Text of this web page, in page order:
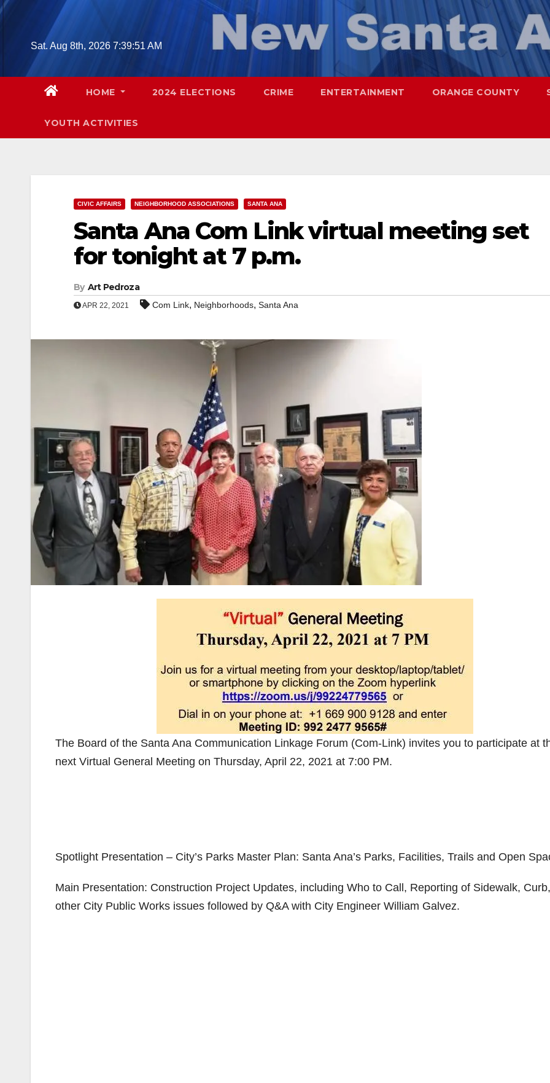
Skip
Sat. Aug 8th, 2026 7:39:52 AM
HOME 2024 ELECTIONS CRIME ENTERTAINMENT ORANGE COUNTY
YOUTH ACTIVITIES
CIVIC AFFAIRS NEIGHBORHOOD ASSOCIATIONS SANTA ANA
Santa Ana Com Link virtual meeting set
for tonight at 7 p.m.
By Art Pedroza
APR 22, 2021 Com Link, Neighborhoods, Santa Ana
The Board of the Santa Ana Communication Linkage Forum (Com-Link) invites you to participate at
next Virtual General Meeting on Thursday, April 22, 2021 at 7:00 PM.
Spotlight Presentation – City’s Parks Master Plan: Santa Ana’s Parks, Facilities, Trails and Open
Main Presentation: Construction Project Updates, including Who to Call, Reporting of Sidewalk,
other City Public Works issues followed by Q&A with City Engineer William Galvez.